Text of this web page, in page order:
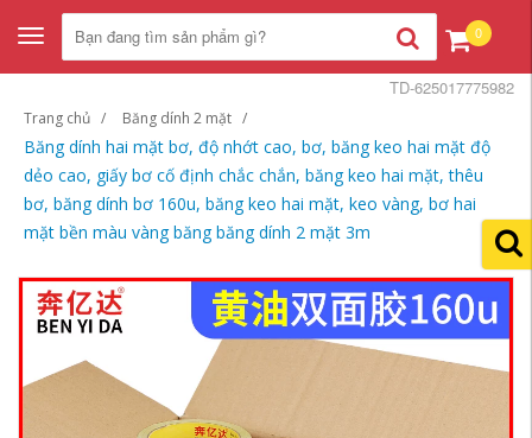
Toggle
navigation
0
Trang chủ Băng dính 2 mặt
Băng dính hai mặt bơ, độ nhớt cao, bơ, băng keo hai mặt độ
dẻo cao, giấy bơ cố định chắc chắn, băng keo hai mặt, thêu
bơ, băng dính bơ 160u, băng keo hai mặt, keo vàng, bơ hai
mặt bền màu vàng băng băng dính 2 mặt 3m
TD-625017775982